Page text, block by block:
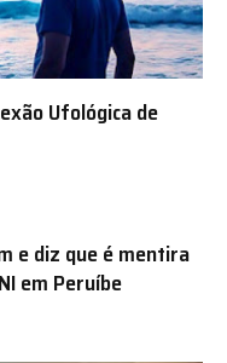
Ufológica de
e diz que é mentira
em Peruíbe